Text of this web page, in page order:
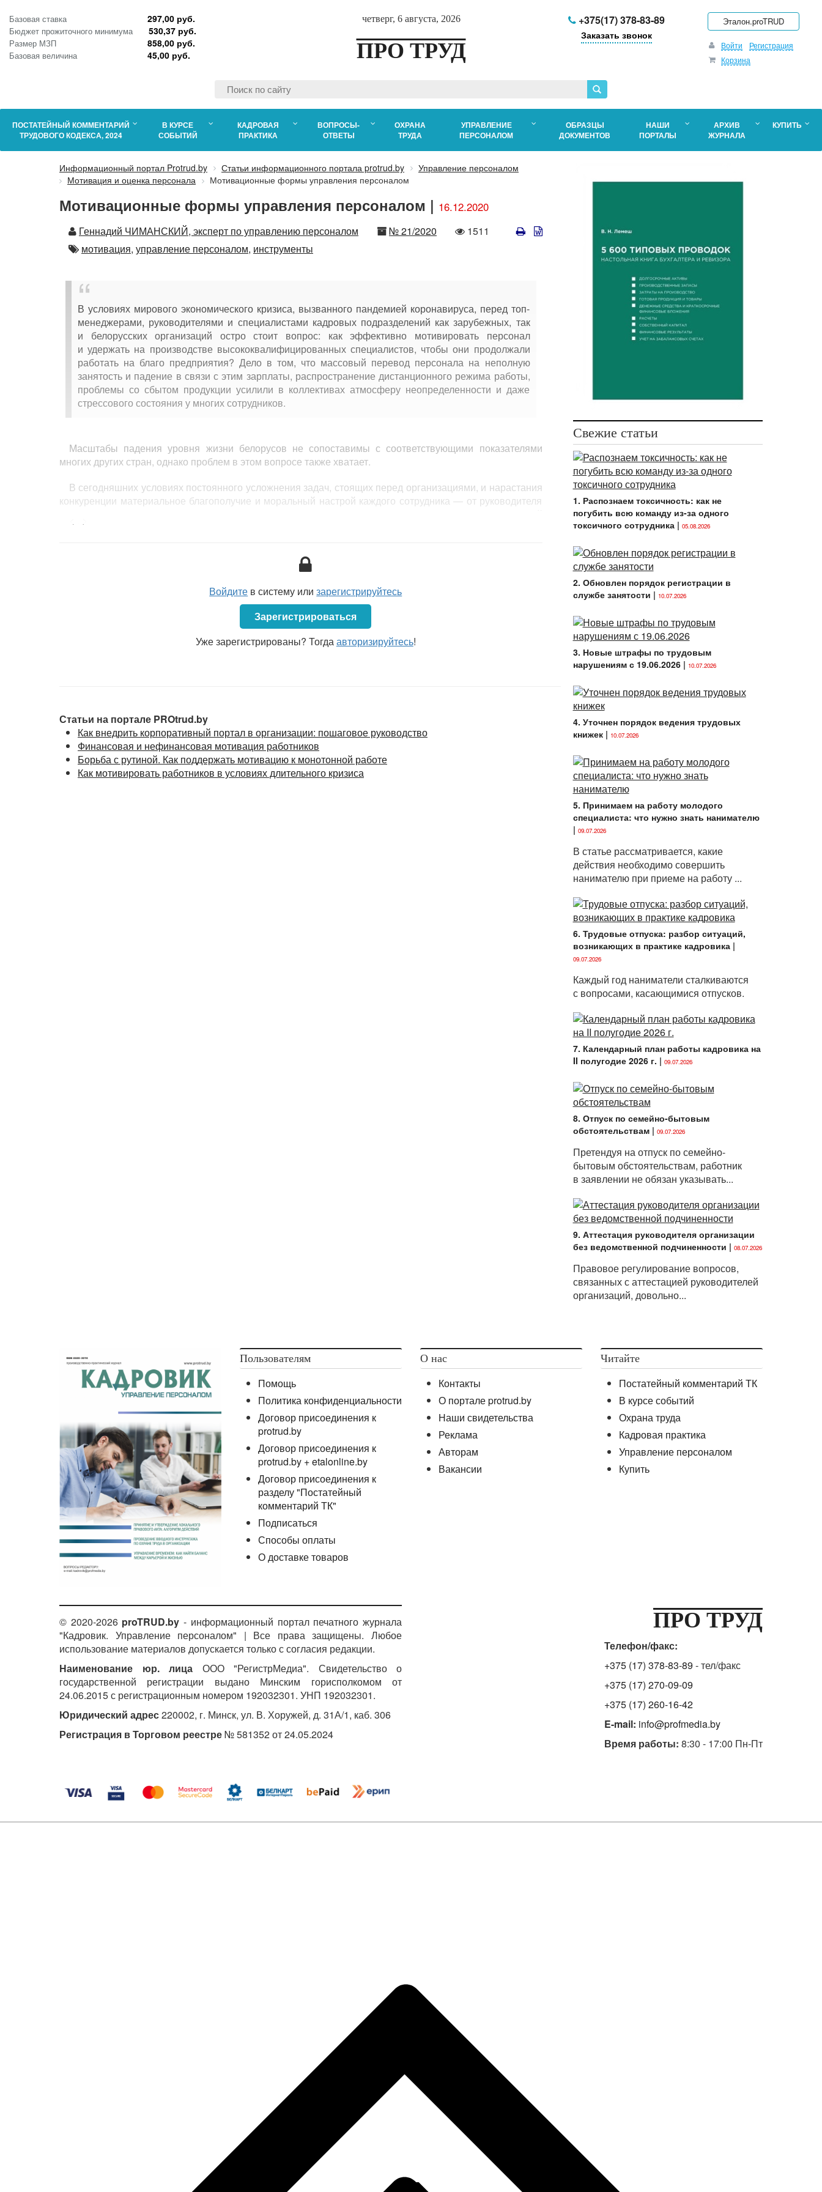
Базовая ставка 297,00 руб.
Бюджет прожиточного минимума 530,37 руб.
Размер МЗП 858,00 руб.
Базовая величина 45,00 руб.
четверг, 6 августа, 2026
ПРО ТРУД
+375(17) 378-83-89
Заказать звонок
Эталон.proTRUD
Войти
Регистрация
Корзина
ПОСТАТЕЙНЫЙ КОММЕНТАРИЙ
ТРУДОВОГО КОДЕКСА, 2024
В КУРСЕ
СОБЫТИЙ
КАДРОВАЯ
ПРАКТИКА
ВОПРОСЫ-
ОТВЕТЫ
ОХРАНА
ТРУДА
УПРАВЛЕНИЕ
ПЕРСОНАЛОМ
ОБРАЗЦЫ
ДОКУМЕНТОВ
НАШИ
ПОРТАЛЫ
АРХИВ
ЖУРНАЛА
КУПИТЬ
Информационный портал Protrud.by Статьи информационного портала protrud.by
Управление персоналом
Мотивация и оценка персонала
Мотивационные формы управления персоналом
Мотивационные формы управления персоналом | 16.12.2020
Автор
Геннадий ЧИМАНСКИЙ, эксперт по управлению персоналом Номер
№ 21/2020
Количество
1511
Автор
мотивация, управление персоналом, инструменты
В условиях мирового экономического кризиса, вызванного пандемией коронавируса, перед топ-
менеджерами, руководителями и специалистами кадровых подразделений как зарубежных, так
и белорусских организаций остро стоит вопрос: как эффективно мотивировать персонал
и удержать на производстве высококвалифицированных специалистов, чтобы они продолжали
работать на благо предприятия? Дело в том, что массовый перевод персонала на неполную
занятость и падение в связи с этим зарплаты, распространение дистанционного режима работы,
проблемы со сбытом продукции усилили в коллективах атмосферу неопределенности и даже
стрессового состояния у многих сотрудников.
Масштабы падения уровня жизни белорусов не сопоставимы с соответствующими показателями
многих других стран, однако проблем в этом вопросе также хватает.
В сегодняшних условиях постоянного усложнения задач, стоящих перед организациями, и нарастания
конкуренции материальное благополучие и моральный настрой каждого сотрудника — от руководителя
отдельный работник своим трудом напрямую влияет на общие результаты. Отдача от модернизации
многом зависит именно от человека, его знаний и навыков, умений и профессионализма, отношения
к порученному делу. Высокопроизводительный труд, как правило, может обеспечить только
Войдите в систему илизарегистрируйтесь
Зарегистрироваться
Уже зарегистрированы? Тогдаавторизируйтесь!
Статьи на портале PROtrud.by
Как внедрить корпоративный портал в организации: пошаговое руководство
Финансовая и нефинансовая мотивация работников
Борьба с рутиной. Как поддержать мотивацию к монотонной работе
Как мотивировать работников в условиях длительного кризиса
Свежие статьи
1. Распознаем токсичность: как не
погубить всю команду из-за одного
токсичного сотрудника| 05.08.2026
2. Обновлен порядок регистрации в
службе занятости | 10.07.2026
3. Новые штрафы по трудовым
нарушениям с 19.06.2026| 10.07.2026
4. Уточнен порядок ведения трудовых
книжек| 10.07.2026
5. Принимаем на работу молодого
специалиста: что нужно знать нанимателю
| 09.07.2026
В статье рассматривается, какие
действия необходимо совершить
нанимателю при приеме на работу ...
6. Трудовые отпуска: разбор ситуаций,
возникающих в практике кадровика|
09.07.2026
Каждый год наниматели сталкиваются
с вопросами, касающимися отпусков.
7. Календарный план работы кадровика на
II полугодие 2026 г. | 09.07.2026
8. Отпуск по семейно-бытовым
обстоятельствам| 09.07.2026
Претендуя на отпуск по семейно-
бытовым обстоятельствам, работник
в заявлении не обязан указывать...
9. Аттестация руководителя организации
без ведомственной подчиненности | 08.07.2026
Правовое регулирование вопросов,
связанных с аттестацией руководителей
организаций, довольно...
Пользователям
Помощь
Политика конфиденциальности
Договор присоединения к
protrud.by
Договор присоединения к
protrud.by + etalonline.by
Договор присоединения к
разделу "Постатейный
комментарий ТК"
Подписаться
Способы оплаты
О доставке товаров
О нас
Контакты
О портале protrud.by
Наши свидетельства
Реклама
Авторам
Вакансии
Читайте
Постатейный комментарий ТК
В курсе событий
Охрана труда
Кадровая практика
Управление персоналом
Купить
© 2020-2026 proTRUD.by - информационный портал печатного журнала
"Кадровик. Управление персоналом" | Все права защищены. Любое
использование материалов допускается только с согласия редакции.
Наименование юр. лица ООО "РегистрМедиа". Свидетельство о
государственной регистрации выдано Минским горисполкомом от
24.06.2015 с регистрационным номером 192032301. УНП 192032301.
Юридический адрес220002, г. Минск, ул. В. Хоружей, д. 31А/1, каб. 306
Регистрация в Торговом реестре№ 581352 от 24.05.2024
ПРО ТРУД
Телефон/факс:
+375 (17) 378-83-89 - тел/факс
+375 (17) 270-09-09
+375 (17) 260-16-42
E-mail: info@profmedia.by
Время работы: 8:30 - 17:00 Пн-Пт